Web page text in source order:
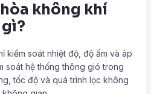
không khí
kiểm soát nhiệt độ, độ ẩm và áp
soát hệ thống thông gió trong
tốc độ và quá trình lọc không